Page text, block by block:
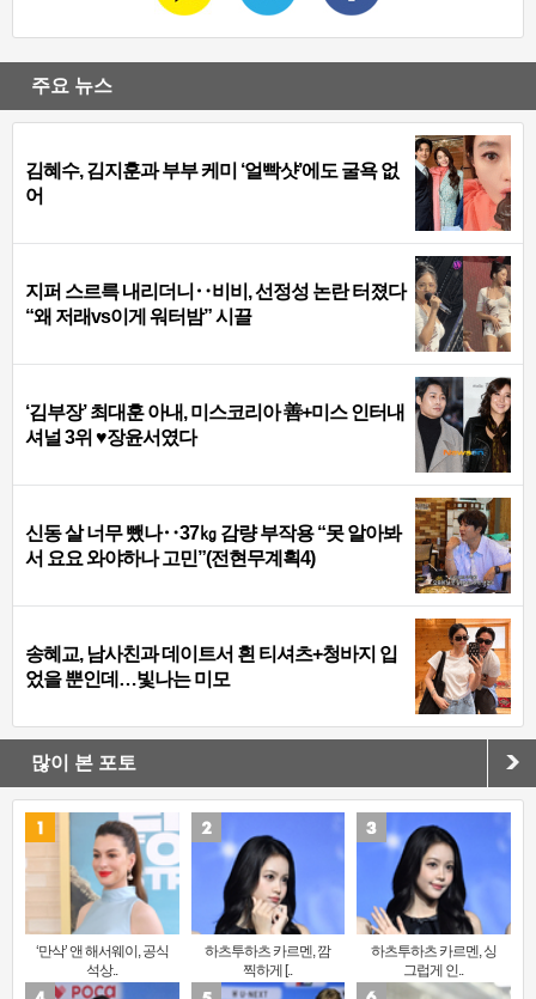
주요 뉴스
김혜수, 김지훈과 부부 케미 ‘얼빡샷’에도 굴욕 없
어
지퍼 스르륵 내리더니‥비비, 선정성 논란 터졌다
“왜 저래vs이게 워터밤” 시끌
‘김부장’ 최대훈 아내, 미스코리아 善+미스 인터내
셔널 3위 ♥장윤서였다
신동 살 너무 뺐나‥37㎏ 감량 부작용 “못 알아봐
서 요요 와야하나 고민”(전현무계획4)
송혜교, 남사친과 데이트서 흰 티셔츠+청바지 입
었을 뿐인데…빛나는 미모
많이 본 포토
‘만삭’ 앤 해서웨이, 공식
석상..
하츠투하츠 카르멘, 깜
찍하게 [..
하츠투하츠 카르멘, 싱
그럽게 인..